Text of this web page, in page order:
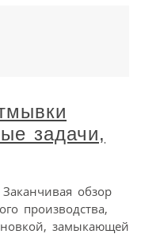
задачи,
обзор
производства,
замыкающей